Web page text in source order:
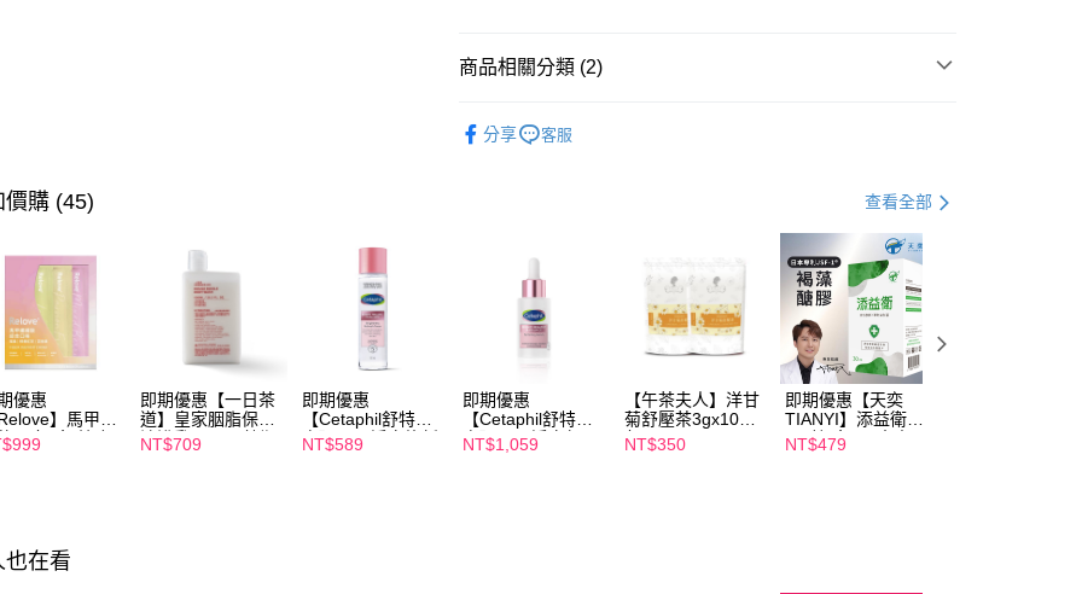
１．簡單：不需註冊會員、不需綁卡、不需儲值。
２．便利：只要手機號碼，簡訊認證，即可結帳。
【「AFTEE先享後付」結帳流程】
３．收到繳費通知簡訊後14天內，點擊此簡訊中的連結，可透過四大超商
／ATM／網路銀行／等多元方式進行付款，方視為交易完成。
※ 請注意：結帳手續完成當下不需立刻繳費，但若您需要取消訂單，請聯
絡購買商品的店家。未經商家同意取消之訂單仍視為有效，需透過AFTEE
先享後付繳納相關費用。
※ 交易是否成功請以「AFTEE先享後付 」之結帳頁面顯示為準，若有關於
是否繳費成功／繳費後需取消欲退款等相關疑問，請聯繫「AFTEE先享後
https://netprotections.freshdesk.com/support/home
【注意事項】
１．透過由恩沛科技股份有限公司提供之「AFTEE先享後付」服務完成之
全家付款取貨
每筆NT$100，滿NT$600(含以上)免運費
每筆NT$100，滿NT$600(含以上)免運費
7-11付款取貨
商品相關分類 (2)
分享 客服
價購 (45) 查看全部
優惠
Relove】馬甲纖
24包/盒-綜合
味(效期2027-
即期優惠【一日茶
道】皇家胭脂保濕
沐浴乳600ml 效期
2027/2/19
NT$709
即期優惠
【Cetaphil舒特
膚】BHR淨白煥新
化妝水 150mL 效
NT$589
即期優惠
【Cetaphil舒特
膚】BHR淨白無暇
精華液 30ml 效期
NT$1,059
【午茶夫人】洋甘
菊舒壓茶3gx10入/
包 x2
NT$350
即期優惠【天奕
TIANYI】添益衛
(30粒/盒) 日本專
利JSF-1®褐藻醣
NT$479
也在看